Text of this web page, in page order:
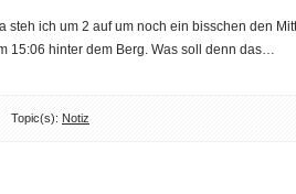
steh ich um 2 auf um noch ein bisschen den
15:06 hinter dem Berg. Was soll denn das…
Topic(s): Notiz